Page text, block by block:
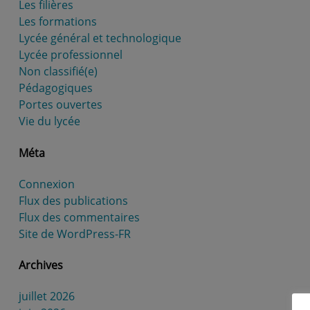
Les filières
Les formations
Lycée général et technologique
Lycée professionnel
Non classifié(e)
Pédagogiques
Portes ouvertes
Vie du lycée
Méta
Connexion
Flux des publications
Flux des commentaires
Site de WordPress-FR
Archives
juillet 2026